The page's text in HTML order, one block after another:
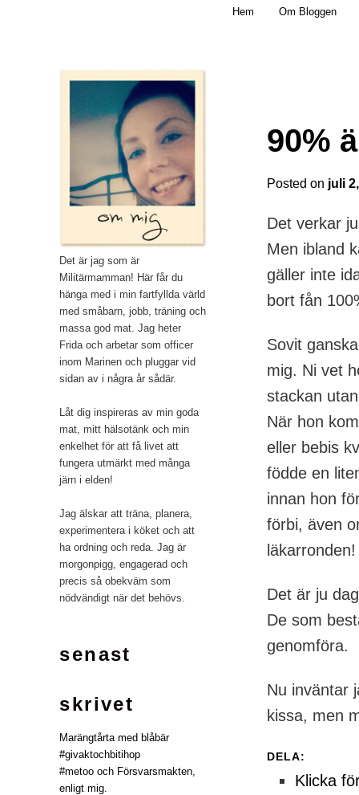
Mamma, militär och märkbart obekväm
Hem Om Bloggen
90%
Posted on juli
Det verkar
Men ibland
gäller inte
bort fån
Sovit
mig. Ni vet
stackan
När hon
eller bebis
födde en
innan hon
förbi, även
läkarronden!
Det är ju
De som
genomföra.
Nu inväntar
kissa, men
DELA:
Klicka
Det är jag som är
Militärmamman! Här får du
hänga med i min fartfyllda värld
med småbarn, jobb, träning och
massa god mat. Jag heter
Frida och arbetar som officer
inom Marinen och pluggar vid
sidan av i några år sådär.
Låt dig inspireras av min goda
mat, mitt hälsotänk och min
enkelhet för att få livet att
fungera utmärkt med många
järn i elden!
Jag älskar att träna, planera,
experimentera i köket och att
ha ordning och reda. Jag är
morgonpigg, engagerad och
precis så obekväm som
nödvändigt när det behövs.
senast
skrivet
Marängtårta med blåbär
#givaktochbitihop
#metoo och Försvarsmakten,
enligt mig.